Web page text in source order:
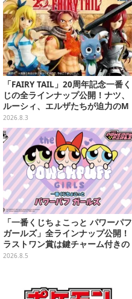
「FAIRY TAIL」20周年記念一番く
じの全ラインナップ公開！ナツ、
ルーシィ、エルザたちが迫力のM
ASTERLISEで初登場
2026.8.3
「一番くじちょこっと パワーパフ
ガールズ」全ラインナップ公開！
ラストワン賞は鍵チャーム付きの
シール帳スペシャルセットを用意
2026.8.5